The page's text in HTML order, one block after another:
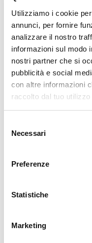
Utilizziamo i cookie
annunci, per fornire
analizzare il nostro
informazioni sul modo
nostri partner che si
pubblicità e social
con altre informazioni
raccolto dal tuo
delNecessari
Preferenze
Statistiche
Marketing
L’allenamento con
il trx, e con altri attrezzi
di prestare la massima
metodologie adatte al
medico di fiducia prima di
fisica o regime alimentare.
Condividi:
X
Alimentazione
ADD COMMENT